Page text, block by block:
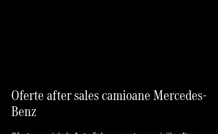
Oferte after sales camioane Mercedes-
Benz